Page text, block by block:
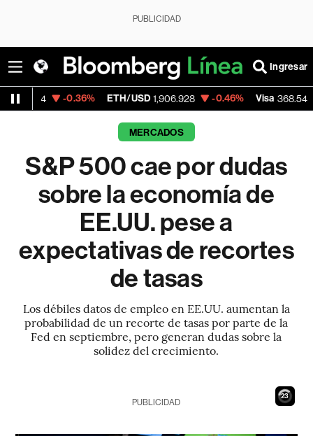
PUBLICIDAD
Ingresar
ETH/USD 1,906.928 -0.46% Visa 368.54 -0.28%
MERCADOS
S&P 500 cae por dudas
sobre la economía de
EE.UU. pese a
expectativas de recortes
de tasas
Los débiles datos de empleo en EE.UU. aumentan la
probabilidad de un recorte de tasas por parte de la
Fed en septiembre, pero generan dudas sobre la
solidez del crecimiento.
21
PUBLICIDAD